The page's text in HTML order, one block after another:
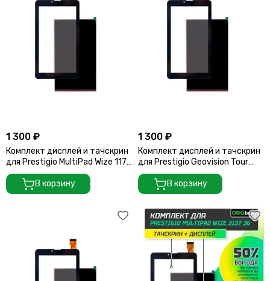
1 300 ₽
Комплект дисплей и тачскрин
для Prestigio MultiPad Wize 1177
3G
В корзину
1 300 ₽
Комплект дисплей и тачскрин
для Prestigio Geovision Tour
7795 3G
В корзину